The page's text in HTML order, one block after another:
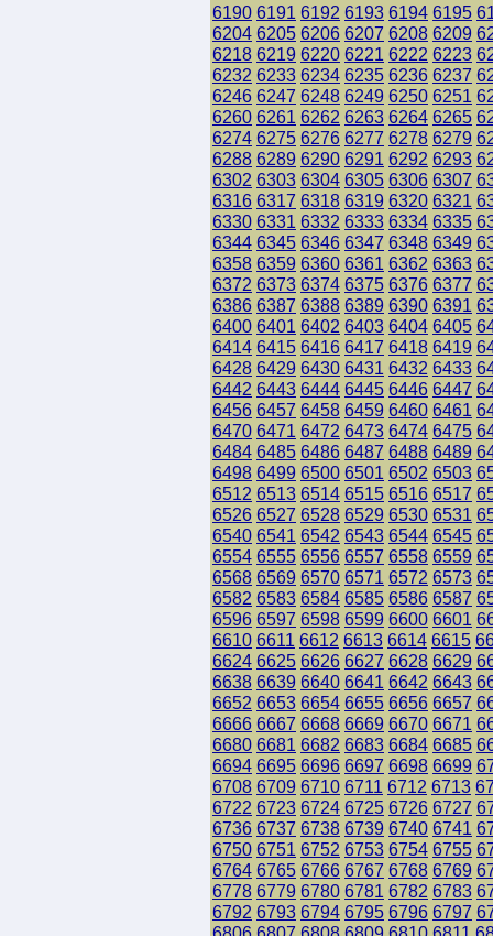
6190 6191 6192 6193 6194 6195
6204 6205 6206 6207 6208 6209
6218 6219 6220 6221 6222 6223
6232 6233 6234 6235 6236 6237
6246 6247 6248 6249 6250 6251
6260 6261 6262 6263 6264 6265
6274 6275 6276 6277 6278 6279
6288 6289 6290 6291 6292 6293
6302 6303 6304 6305 6306 6307
6316 6317 6318 6319 6320 6321
6330 6331 6332 6333 6334 6335
6344 6345 6346 6347 6348 6349
6358 6359 6360 6361 6362 6363
6372 6373 6374 6375 6376 6377
6386 6387 6388 6389 6390 6391
6400 6401 6402 6403 6404 6405
6414 6415 6416 6417 6418 6419
6428 6429 6430 6431 6432 6433
6442 6443 6444 6445 6446 6447
6456 6457 6458 6459 6460 6461
6470 6471 6472 6473 6474 6475
6484 6485 6486 6487 6488 6489
6498 6499 6500 6501 6502 6503
6512 6513 6514 6515 6516 6517
6526 6527 6528 6529 6530 6531
6540 6541 6542 6543 6544 6545
6554 6555 6556 6557 6558 6559
6568 6569 6570 6571 6572 6573
6582 6583 6584 6585 6586 6587
6596 6597 6598 6599 6600 6601
6610 6611 6612 6613 6614 6615
6624 6625 6626 6627 6628 6629
6638 6639 6640 6641 6642 6643
6652 6653 6654 6655 6656 6657
6666 6667 6668 6669 6670 6671
6680 6681 6682 6683 6684 6685
6694 6695 6696 6697 6698 6699
6708 6709 6710 6711 6712 6713
6722 6723 6724 6725 6726 6727
6736 6737 6738 6739 6740 6741
6750 6751 6752 6753 6754 6755
6764 6765 6766 6767 6768 6769
6778 6779 6780 6781 6782 6783
6792 6793 6794 6795 6796 6797